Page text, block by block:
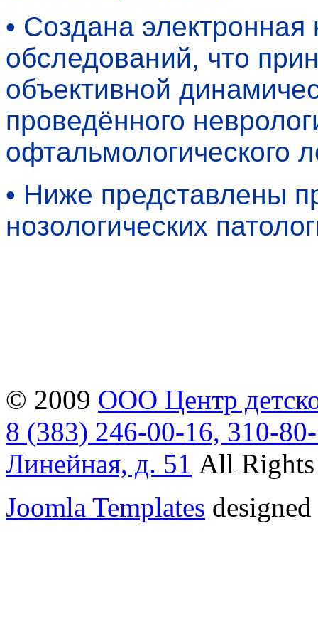
• Создана электронная
обследований, что
объективной
проведённого
офтальмологического
• Ниже представлены
нозологических
© 2009 ООО Центр
8 (383) 246-00-16, 310-
Линейная, д. 51 All Rights
Joomla Templates